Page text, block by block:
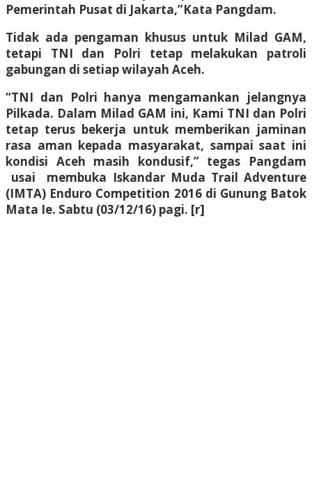
Pemerintah Pusat di Jakarta,’’Kata Pangdam.
Tidak ada pengaman khusus untuk Milad GAM,
tetapi TNI dan Polri tetap melakukan patroli
gabungan di setiap wilayah Aceh.
“TNI dan Polri hanya mengamankan jelangnya
Pilkada. Dalam Milad GAM ini, Kami TNI dan Polri
tetap terus bekerja untuk memberikan jaminan
rasa aman kepada masyarakat, sampai saat ini
kondisi Aceh masih kondusif,” tegas Pangdam
usai membuka Iskandar Muda Trail Adventure
(IMTA) Enduro Competition 2016 di Gunung Batok
Mata Ie. Sabtu (03/12/16) pagi. [r]